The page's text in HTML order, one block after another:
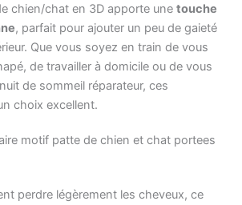
chien/chat en 3D apporte une touche
, parfait pour ajouter un peu de gaieté
Que vous soyez en train de vous
de travailler à domicile ou de vous
de sommeil réparateur, ces
choix excellent.
perdre légèrement les cheveux, ce